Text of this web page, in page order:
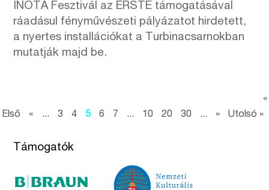
INOTA Fesztivál az ERSTE támogatásával
ráadásul fényművészeti pályázatot hirdetett,
a nyertes installációkat a Turbinacsarnokban
mutatják majd be.
«
Első
« ... 3 4 5 6 7 ... 10 20 30 ... » Utolsó »
Támogatók